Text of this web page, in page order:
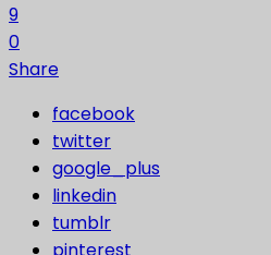
9
0
Share
facebook
twitter
google_plus
linkedin
tumblr
pinterest